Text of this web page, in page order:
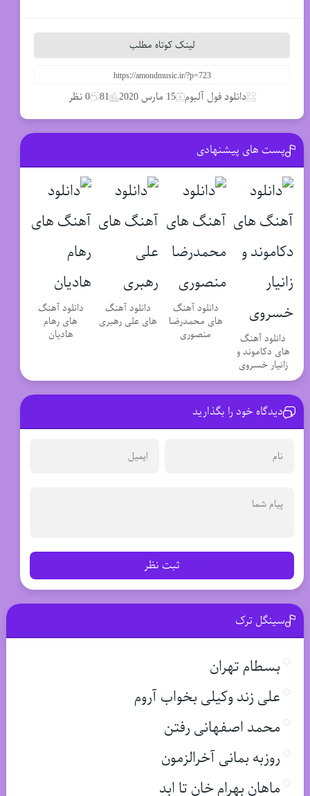
لینک کوتاه مطلب
دانلود فول آلبوم 15 مارس 2020 81 0 نظر
پست های پیشنهادی
دانلود آهنگ
های دکاموند و
زانیار خسروی
دانلود آهنگ
های محمدرضا
منصوری
دانلود آهنگ
های علی رهبری
دانلود آهنگ
های رهام
هادیان
دیدگاه خود را بگذارید
ثبت نظر
سینگل ترک
بسطام تهران
علی زند وکیلی بخواب آروم
محمد اصفهانی رفتن
روزبه بمانی آخرالزمون
ماهان بهرام خان تا ابد